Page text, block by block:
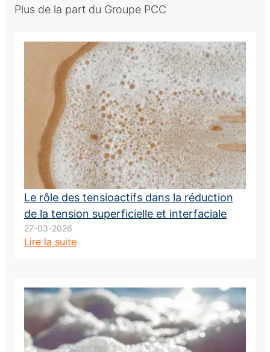
Plus de la part du Groupe PCC
Le rôle des tensioactifs dans la réduction
de la tension superficielle et interfaciale
27-03-2026
Lire la suite